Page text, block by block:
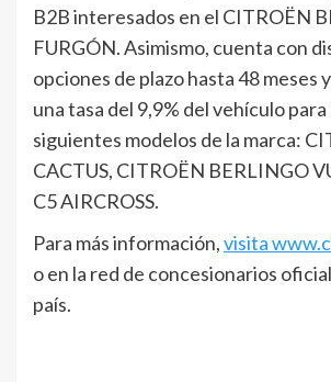
B2B interesados en el CITROËN
FURGÓN. Asimismo, cuenta con
opciones de plazo hasta 48 meses
una tasa del 9,9% del vehículo
siguientes modelos de la marca:
CACTUS, CITROËN BERLINGO
C5 AIRCROSS.
Para más información,visita
o en la red de concesionarios
país.